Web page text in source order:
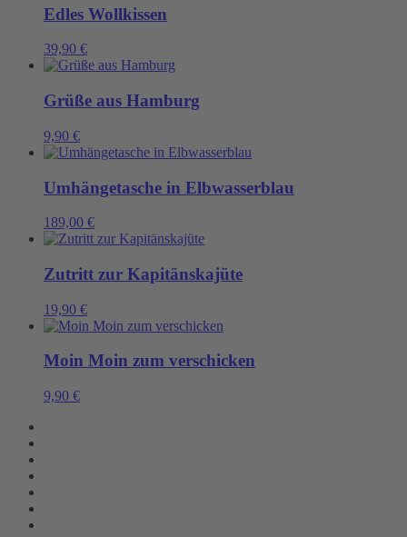
Edles Wollkissen
39,90 €
Grüße aus Hamburg
9,90 €
Umhängetasche in Elbwasserblau
189,00 €
Zutritt zur Kapitänskajüte
19,90 €
Moin Moin zum verschicken
9,90 €